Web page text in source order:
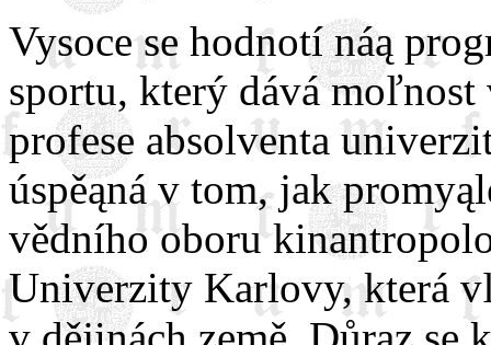
Vysoce se hodnotí náą
sportu, který dává
profese absolventa
úspěąná v tom, jak
vědního oboru
Univerzity Karlovy, která